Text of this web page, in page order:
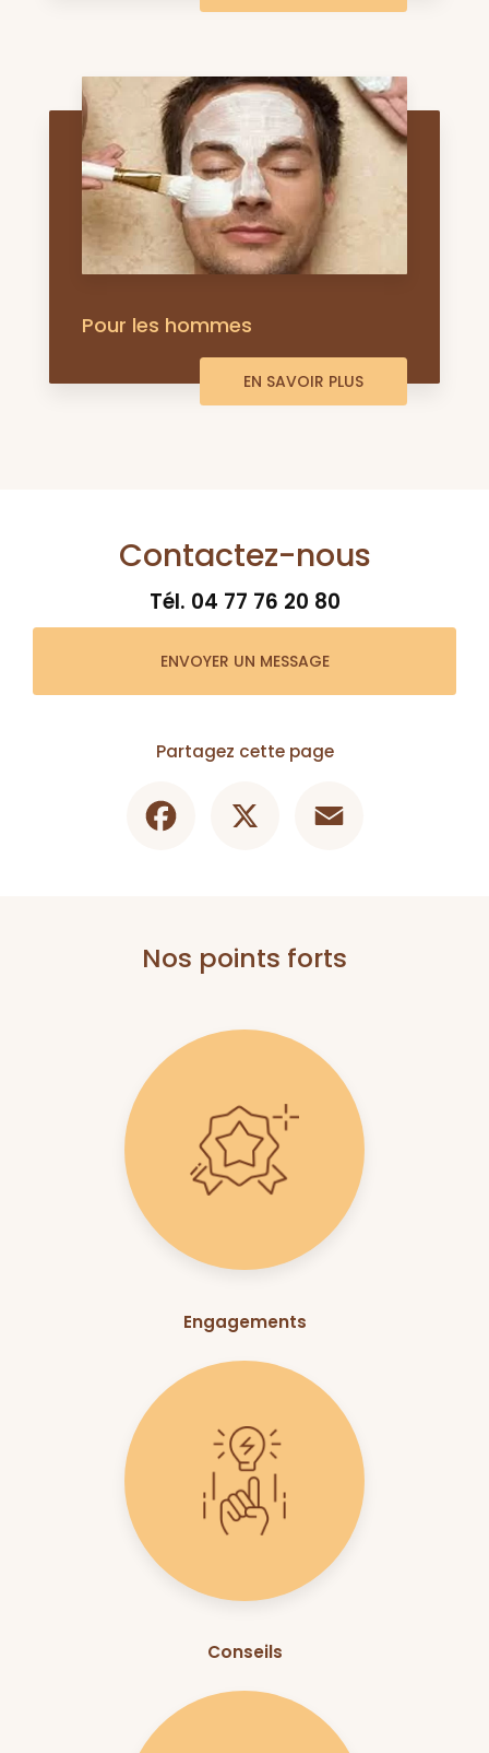
Pour les hommes
EN SAVOIR PLUS
Contactez-nous
Tél. 04 77 76 20 80
ENVOYER UN MESSAGE
Partagez cette page
Nos points forts
Engagements
Conseils